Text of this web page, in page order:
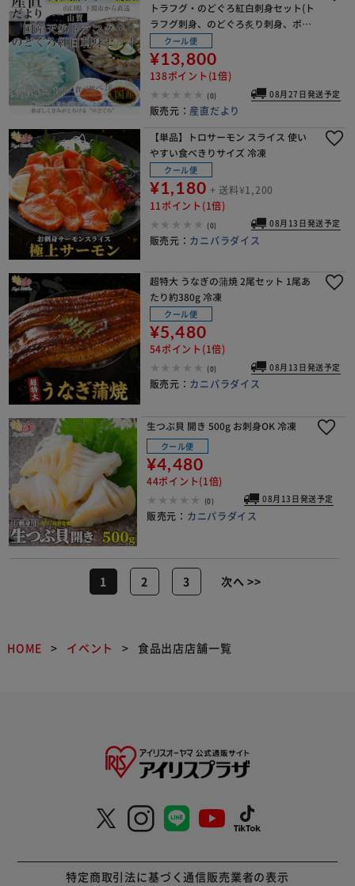
トラフグ・のどぐろ紅白刺身セット(ト
ラフグ刺身、のどぐろ炙り刺身、ポン
酢、もみじおろし) 送料無料 ※クール
冷凍便【ご注文後3日から18日以内に
発送します】
クール便
¥13,800
138ポイント(1倍)
(0) 08月27日発送予定
販売元： 産直だより
【単品】トロサーモン スライス 使い
やすい食べきりサイズ 冷凍
クール便
¥1,180 + 送料¥1,200
11ポイント(1倍)
(0) 08月13日発送予定
販売元： カニパラダイス
超特大 うなぎの蒲焼 2尾セット 1尾あ
たり約380g 冷凍
クール便
¥5,480
54ポイント(1倍)
(0) 08月13日発送予定
販売元： カニパラダイス
生つぶ貝 開き 500g お刺身OK 冷凍
クール便
¥4,480
44ポイント(1倍)
(0) 08月13日発送予定
販売元： カニパラダイス
1 2 3 次へ >>
HOME イベント 食品出店店舗一覧
特定商取引法に基づく通信販売業者の表示